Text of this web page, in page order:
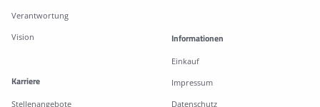
Verantwortung
Vision
Karriere
Stellenangebote
Informationen
Einkauf
Impressum
Datenschutz